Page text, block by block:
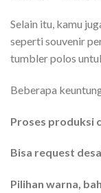
Selain itu, kamu
seperti souvenir
tumbler polos
Beberapa
Proses produksi
Bisa request
Pilihan warna,